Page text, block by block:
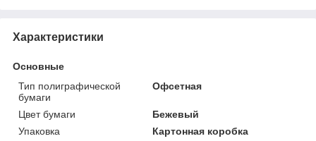
Характеристики
Основные
Тип полиграфической
бумаги
Офсетная
Цвет бумаги
Бежевый
Упаковка
Картонная коробка